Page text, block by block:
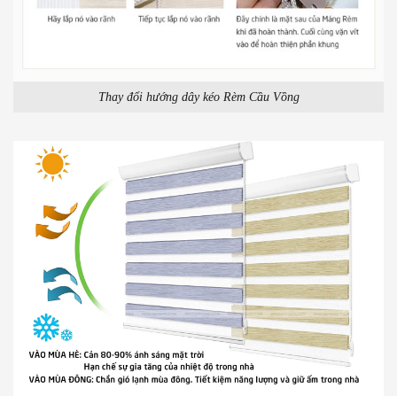
Thay đổi hướng dây kéo Rèm Cầu Vồng